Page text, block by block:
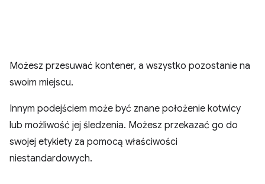
Możesz przesuwać kontener, a wszystko pozostanie na
swoim miejscu.
Innym podejściem może być znane położenie kotwicy
lub możliwość jej śledzenia. Możesz przekazać go do
swojej etykiety za pomocą właściwości
niestandardowych.